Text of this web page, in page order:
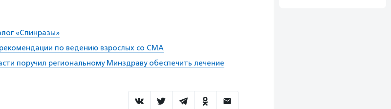
«Спинразы»
рекомендации по ведению взрослых со СМА
поручил региональному Минздраву обеспечить лечение